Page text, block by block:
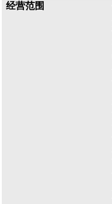
经营范围